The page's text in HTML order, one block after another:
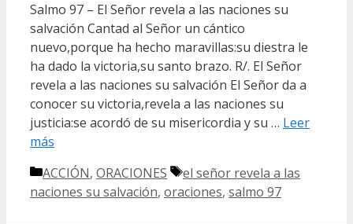
Salmo 97 – El Señor revela a las naciones su
salvación Cantad al Señor un cántico
nuevo,porque ha hecho maravillas:su diestra le
ha dado la victoria,su santo brazo. R/. El Señor
revela a las naciones su salvación El Señor da a
conocer su victoria,revela a las naciones su
justicia:se acordó de su misericordia y su … Leer
más
Categorías
ACCIÓN, ORACIONES Etiquetas
el señor revela a las
naciones su salvación, oraciones, salmo 97